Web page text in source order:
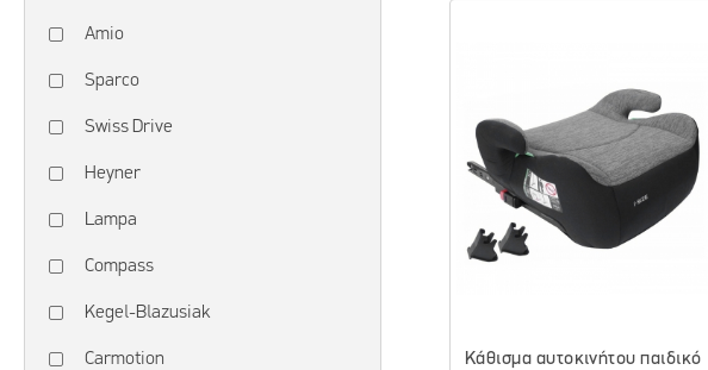
Amio
Sparco
Swiss Drive
Heyner
Lampa
Compass
Kegel-Blazusiak
Carmotion
Κάθισμα αυτοκινήτου παιδικό